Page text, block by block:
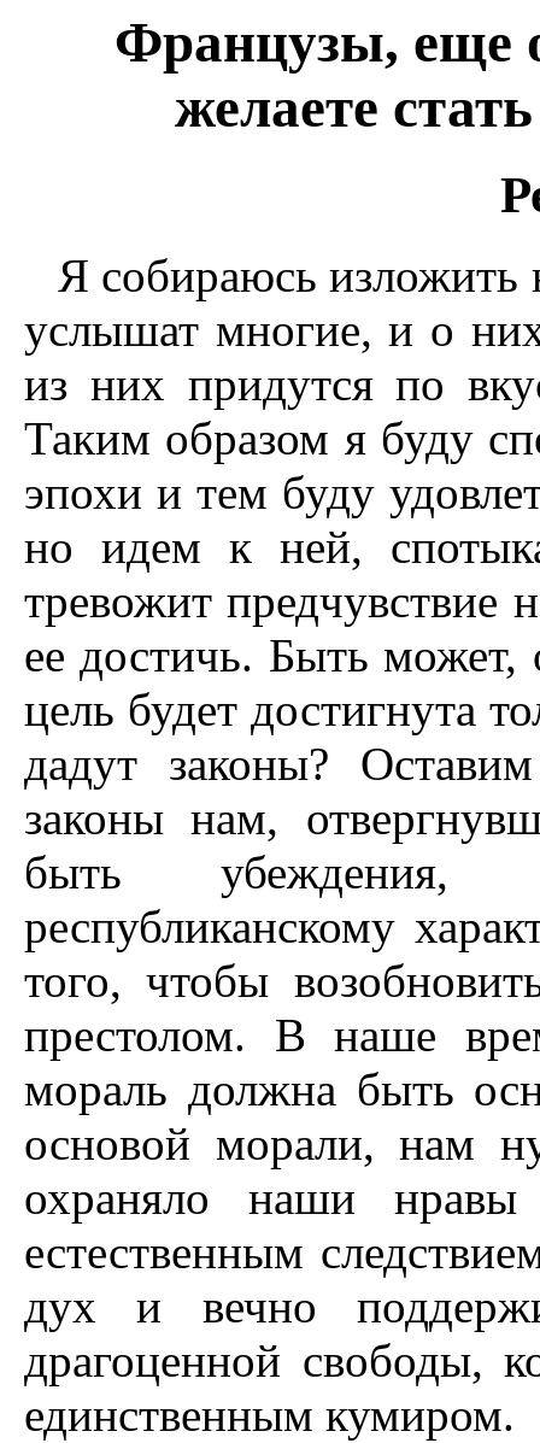
Французы, еще
желаете
Я собираюсь изложить
услышат многие, и о
из них придутся по
Таким образом я буду
эпохи и тем буду
но идем к ней,
тревожит предчувствие
ее достичь. Быть может,
цель будет достигнута
дадут законы?
законы нам,
быть убеждения,
республиканскому
того, чтобы
престолом. В наше
мораль должна быть
основой морали, нам
охраняло наши
естественным
дух и вечно
драгоценной свободы,
единственным кумиром.